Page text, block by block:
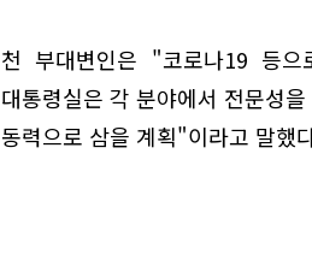
천 부대변인은 "코로나19 등
대통령실은 각 분야에서 전문성
동력으로 삼을 계획"이라고 말했